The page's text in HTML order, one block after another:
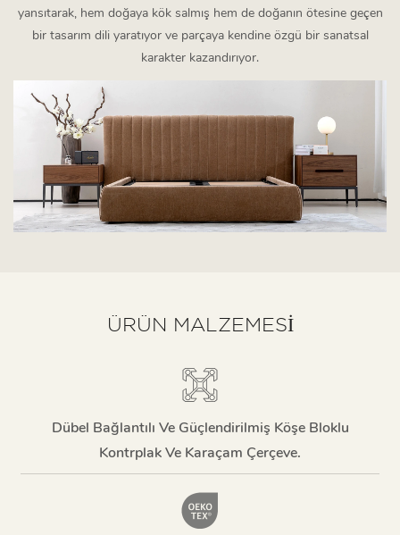
yansıtarak, hem doğaya kök salmış hem de doğanın ötesine geçen
bir tasarım dili yaratıyor ve parçaya kendine özgü bir sanatsal
karakter kazandırıyor.
ÜRÜN MALZEMESI
Dübel Bağlantılı Ve Güçlendirilmiş Köşe Bloklu
Kontrplak Ve Karaçam Çerçeve.